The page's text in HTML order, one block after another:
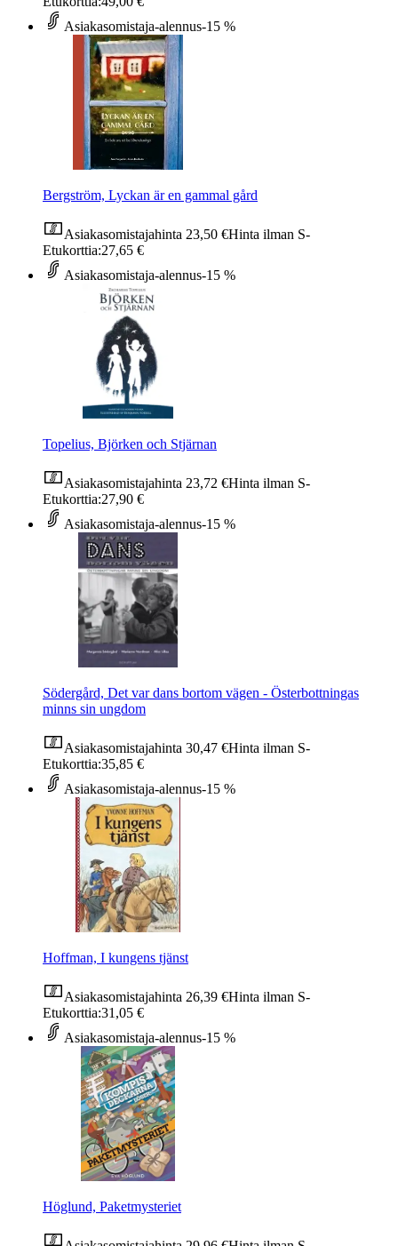
Asiakasomistaja-alennus-15 %
Bergström, Lyckan är en gammal gård
Asiakasomistajahinta 23,50 €Hinta ilman S-
Etukorttia:27,65 €
Asiakasomistaja-alennus-15 %
Topelius, Björken och Stjärnan
Asiakasomistajahinta 23,72 €Hinta ilman S-
Etukorttia:27,90 €
Asiakasomistaja-alennus-15 %
Södergård, Det var dans bortom vägen - Österbottningas
minns sin ungdom
Asiakasomistajahinta 30,47 €Hinta ilman S-
Etukorttia:35,85 €
Asiakasomistaja-alennus-15 %
Hoffman, I kungens tjänst
Asiakasomistajahinta 26,39 €Hinta ilman S-
Etukorttia:31,05 €
Asiakasomistaja-alennus-15 %
Höglund, Paketmysteriet